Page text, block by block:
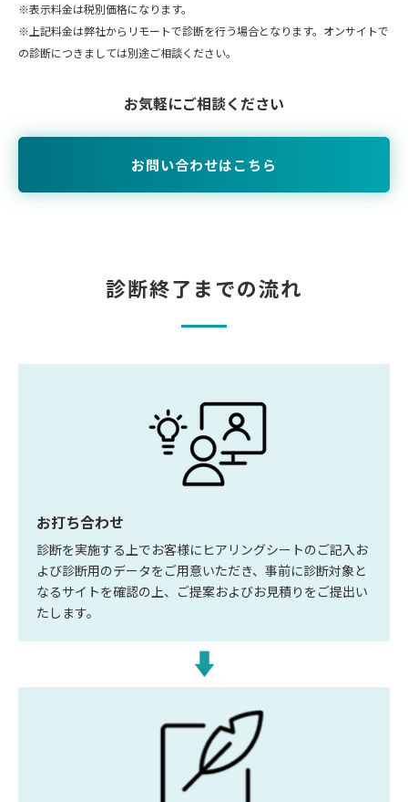
※表示料金は税別価格になります。
※上記料金は弊社からリモートで診断を行う場合となります。オンサイトで
の診断につきましては別途ご相談ください。
お気軽にご相談ください
お問い合わせはこちら
診断終了までの流れ
お打ち合わせ
診断を実施する上でお客様にヒアリングシートのご記入お
よび診断用のデータをご用意いただき、事前に診断対象と
なるサイトを確認の上、ご提案およびお見積りをご提出い
たします。